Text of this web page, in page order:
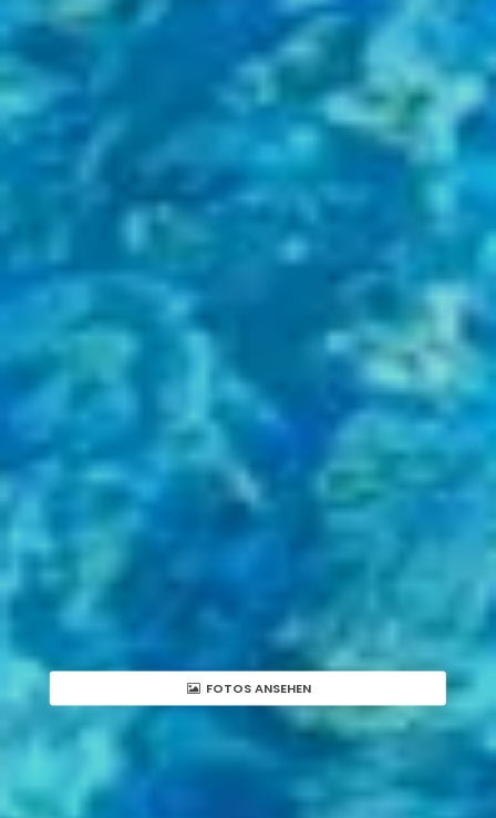
FOTOS ANSEHEN